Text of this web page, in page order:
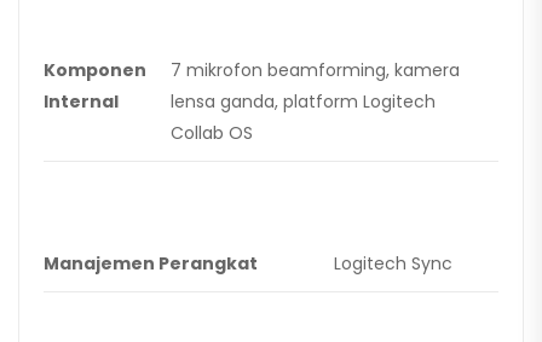
Komponen
Internal
7 mikrofon beamforming, kamera
lensa ganda, platform Logitech
Collab OS
Manajemen Perangkat Logitech Sync